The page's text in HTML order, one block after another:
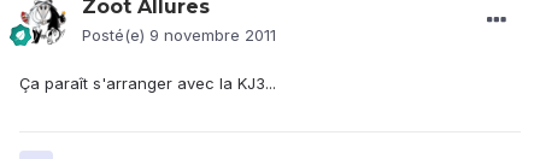
Zoot Allures
Posté(e) 9 novembre 2011
Ça paraît s'arranger avec la KJ3...